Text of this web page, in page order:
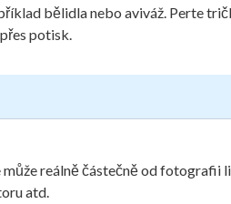
bělidla nebo aviváž. Perte
potisk.
reálně částečně od
atd.